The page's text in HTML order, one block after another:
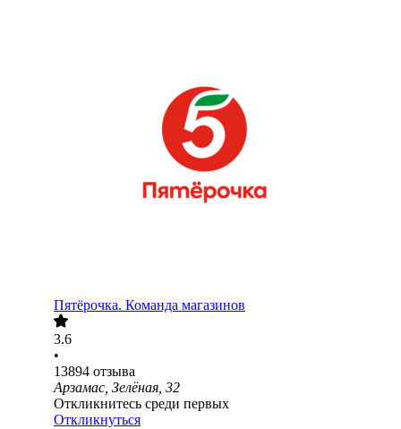
Пятёрочка. Команда магазинов
3.6
•
13894 отзыва
Арзамас, Зелёная, 32
Откликнитесь среди первых
Откликнуться